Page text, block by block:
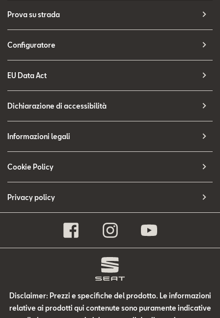
Prova su strada
Configuratore
EU Data Act
Dichiarazione di accessibilità
Informazioni legali
Cookie Policy
Privacy policy
Disclaimer: Prezzi e specifiche del prodotto. Le informazioni
relative ai prodotti qui contenute sono puramente indicative